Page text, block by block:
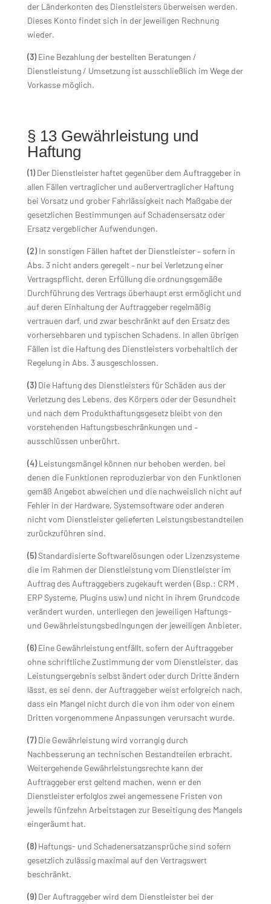
der Länderkonten des Dienstleisters überweisen werden.
Dieses Konto findet sich in der jeweiligen Rechnung
wieder.
(3)Eine Bezahlung der bestellten Beratungen /
Dienstleistung / Umsetzung ist ausschließlich im Wege der
Vorkasse möglich.
§ 13 Gewährleistung und
Haftung
(1)Der Dienstleister haftet gegenüber dem Auftraggeber in
allen Fällen vertraglicher und außervertraglicher Haftung
bei Vorsatz und grober Fahrlässigkeit nach Maßgabe der
gesetzlichen Bestimmungen auf Schadensersatz oder
Ersatz vergeblicher Aufwendungen.
(2)In sonstigen Fällen haftet der Dienstleister – sofern in
Abs. 3 nicht anders geregelt – nur bei Verletzung einer
Vertragspflicht, deren Erfüllung die ordnungsgemäße
Durchführung des Vertrags überhaupt erst ermöglicht und
auf deren Einhaltung der Auftraggeber regelmäßig
vertrauen darf, und zwar beschränkt auf den Ersatz des
vorhersehbaren und typischen Schadens. In allen übrigen
Fällen ist die Haftung des Dienstleisters vorbehaltlich der
Regelung in Abs. 3 ausgeschlossen.
(3)Die Haftung des Dienstleisters für Schäden aus der
Verletzung des Lebens, des Körpers oder der Gesundheit
und nach dem Produkthaftungsgesetz bleibt von den
vorstehenden Haftungsbeschränkungen und –
ausschlüssen unberührt.
(4)Leistungsmängel können nur behoben werden, bei
denen die Funktionen reproduzierbar von den Funktionen
gemäß Angebot abweichen und die nachweislich nicht auf
Fehler in der Hardware, Systemsoftware oder anderen
nicht vom Dienstleister gelieferten Leistungsbestandteilen
zurückzuführen sind.
(5)Standardisierte Softwarelösungen oder Lizenzsysteme
die im Rahmen der Dienstleistung vom Dienstleister im
Auftrag des Auftraggebers zugekauft werden (Bsp.: CRM ,
ERP Systeme, Plugins usw) und nicht in ihrem Grundcode
verändert wurden, unterliegen den jeweiligen Haftungs-
und Gewährleistungsbedingungen der jeweiligen Anbieter.
(6)Eine Gewährleistung entfällt, sofern der Auftraggeber
ohne schriftliche Zustimmung der vom Dienstleister, das
Leistungsergebnis selbst ändert oder durch Dritte ändern
lässt, es sei denn, der Auftraggeber weist erfolgreich nach,
dass ein Mangel nicht durch die von ihm oder von einem
Dritten vorgenommene Anpassungen verursacht wurde.
(7)Die Gewährleistung wird vorrangig durch
Nachbesserung an technischen Bestandteilen erbracht.
Weitergehende Gewährleistungsrechte kann der
Auftraggeber erst geltend machen, wenn er den
Dienstleister erfolglos zwei angemessene Fristen von
jeweils fünfzehn Arbeitstagen zur Beseitigung des Mangels
eingeräumt hat.
(8)Haftungs- und Schadenersatzansprüche sind sofern
gesetzlich zulässig maximal auf den Vertragswert
beschränkt.
(9)Der Auftraggeber wird dem Dienstleister bei der